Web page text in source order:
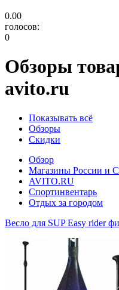
0.00
голосов:
0
Обзоры
avito.ru
Показывать всё
Обзоры
Скидки
Обзор
Магазины России и
AVITO.RU
Спортинвентарь
Отдых за городом
Весло для SUP Еasy rider